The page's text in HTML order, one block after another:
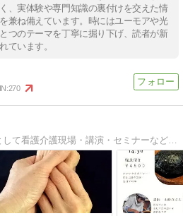
、実体験や専門知識の裏付けを交えた情
兼ね備えています。時にはユーモアや光
つのテーマを丁寧に掘り下げ、読者が新
ています。
270
フリーのアロマナースとして看護介護現場・講演・セミナーなどでゆる〜くアロマケアを広げる活動をしながらアロマサロンもしてます☆2021.4〜二拠点生活を始め、自然豊かな土地での生活も日々感じたままを綴っています